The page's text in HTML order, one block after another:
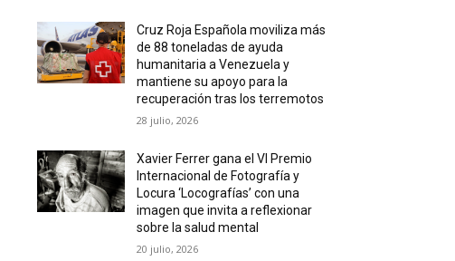
Cruz Roja Española moviliza más
de 88 toneladas de ayuda
humanitaria a Venezuela y
mantiene su apoyo para la
recuperación tras los terremotos
28 julio, 2026
Xavier Ferrer gana el VI Premio
Internacional de Fotografía y
Locura ‘Locografías’ con una
imagen que invita a reflexionar
sobre la salud mental
20 julio, 2026